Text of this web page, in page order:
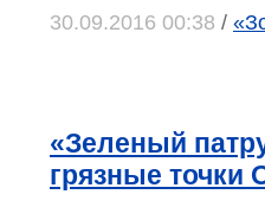
30.09.2016 00:38 /
«Зеленый
грязные точки